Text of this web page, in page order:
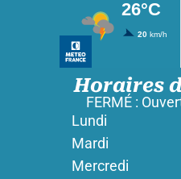
Horaires
FERMÉ :
Lundi
Mardi
Mercredi